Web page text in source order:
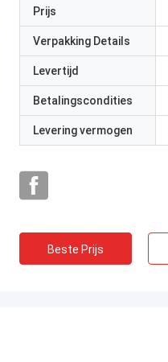
Prijs
Verpakking Details
Levertijd
Betalingscondities
Levering vermogen
Beste Prijs